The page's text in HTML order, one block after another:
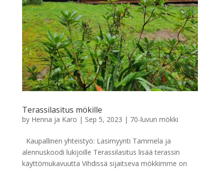
Terassilasitus mökille
by Henna ja Karo | Sep 5, 2023 | 70-luvun mökki
Kaupallinen yhteistyö: Lasimyynti Tammela ja
alennuskoodi lukijoille Terassilasitus lisää terassin
käyttömukavuutta Vihdissä sijaitseva mökkimme on